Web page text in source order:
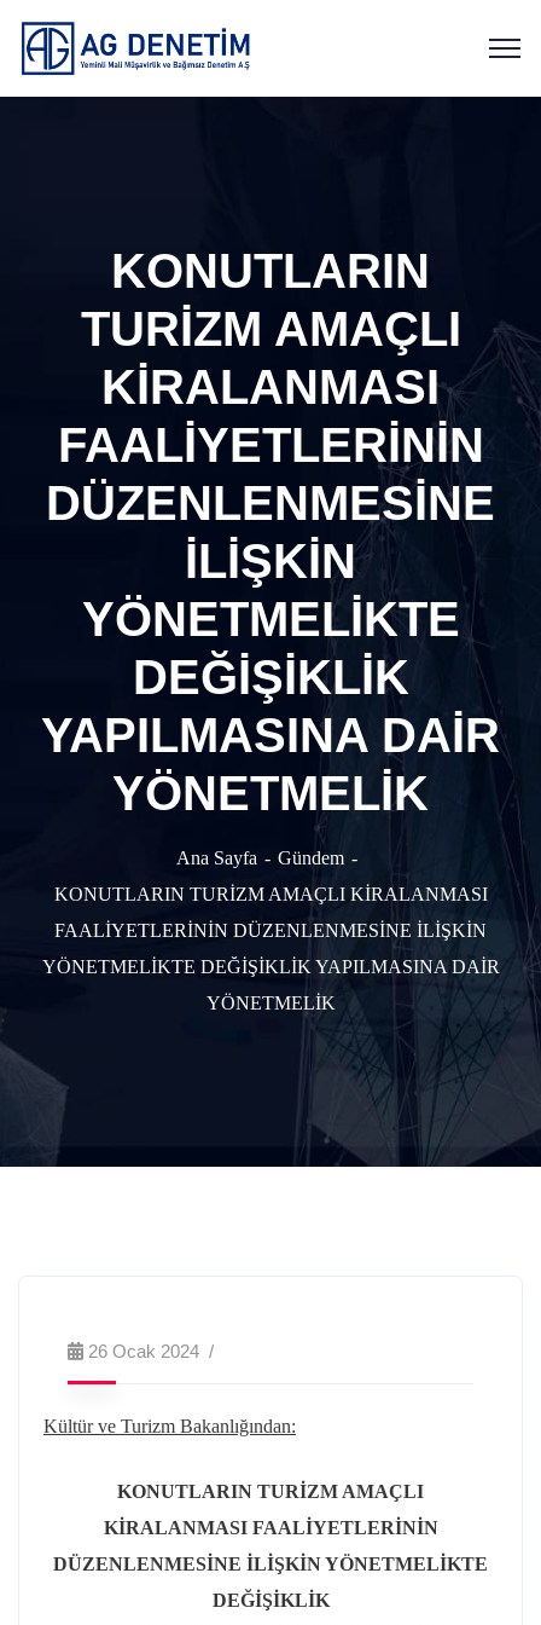
KONUTLARIN
TURİZM AMAÇLI
KİRALANMASI
FAALİYETLERİNİN
DÜZENLENMESİNE
İLİŞKİN
YÖNETMELİKTE
DEĞİŞİKLİK
YAPILMASINA DAİR
YÖNETMELİK
Ana Sayfa
Gündem
KONUTLARIN TURİZM AMAÇLI KİRALANMASI
FAALİYETLERİNİN DÜZENLENMESİNE İLİŞKİN
YÖNETMELİKTE DEĞİŞİKLİK YAPILMASINA DAİR
YÖNETMELİK
26 Ocak 2024
Kültür ve Turizm Bakanlığından:
KONUTLARIN TURİZM AMAÇLI
KİRALANMASI FAALİYETLERİNİN
DÜZENLENMESİNE İLİŞKİN YÖNETMELİKTE
DEĞİŞİKLİK